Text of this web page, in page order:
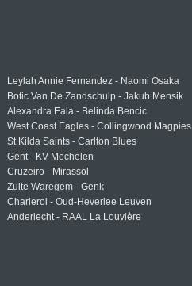
Leylah Annie Fernandez - Naomi Osaka
Botic Van De Zandschulp - Jakub Mensik
Alexandra Eala - Belinda Bencic
West Coast Eagles - Collingwood Magpies
St Kilda Saints - Carlton Blues
Gent - KV Mechelen
Cruzeiro - Mirassol
Zulte Waregem - Genk
Charleroi - Oud-Heverlee Leuven
Anderlecht - RAAL La Louvière